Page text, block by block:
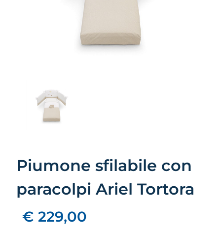
Piumone sfilabile con
paracolpi Ariel Tortora
€ 229,00